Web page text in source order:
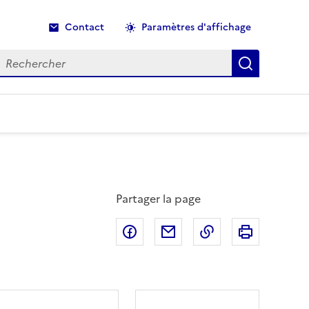
Contact Paramètres d'affichage
Recherche
Partager la page
Partager sur Facebook
Partager par email
Copier dans le